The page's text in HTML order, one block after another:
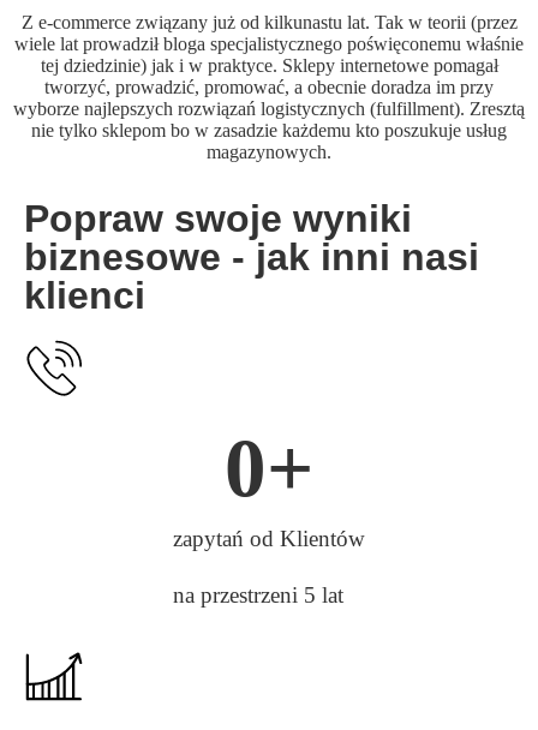
Z e-commerce związany już od kilkunastu lat. Tak w teorii (przez
wiele lat prowadził bloga specjalistycznego poświęconemu właśnie
tej dziedzinie) jak i w praktyce. Sklepy internetowe pomagał
tworzyć, prowadzić, promować, a obecnie doradza im przy
wyborze najlepszych rozwiązań logistycznych (fulfillment). Zresztą
nie tylko sklepom bo w zasadzie każdemu kto poszukuje usług
magazynowych.
Popraw swoje wyniki
biznesowe - jak inni nasi
klienci
zapytań od Klientów
na przestrzeni 5 lat
0+